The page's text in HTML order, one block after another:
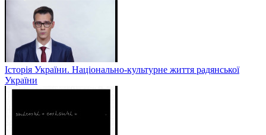
Історія України. Національно-культурне життя радянської
України